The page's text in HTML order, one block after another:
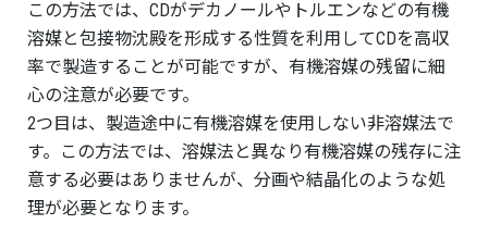
この方法では、CDがデカノールやトルエンなどの有機
溶媒と包接物沈殿を形成する性質を利用してCDを高収
率で製造することが可能ですが、有機溶媒の残留に細
心の注意が必要です。
2つ目は、製造途中に有機溶媒を使用しない非溶媒法で
す。この方法では、溶媒法と異なり有機溶媒の残存に注
意する必要はありませんが、分画や結晶化のような処
理が必要となります。